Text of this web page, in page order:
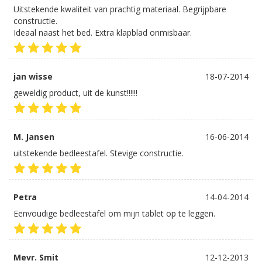
Uitstekende kwaliteit van prachtig materiaal. Begrijpbare
constructie.
Ideaal naast het bed. Extra klapblad onmisbaar.
jan wisse
18-07-2014
geweldig product, uit de kunst!!!!!!
M. Jansen
16-06-2014
uitstekende bedleestafel. Stevige constructie.
Petra
14-04-2014
Eenvoudige bedleestafel om mijn tablet op te leggen.
Mevr. Smit 12-12-2013